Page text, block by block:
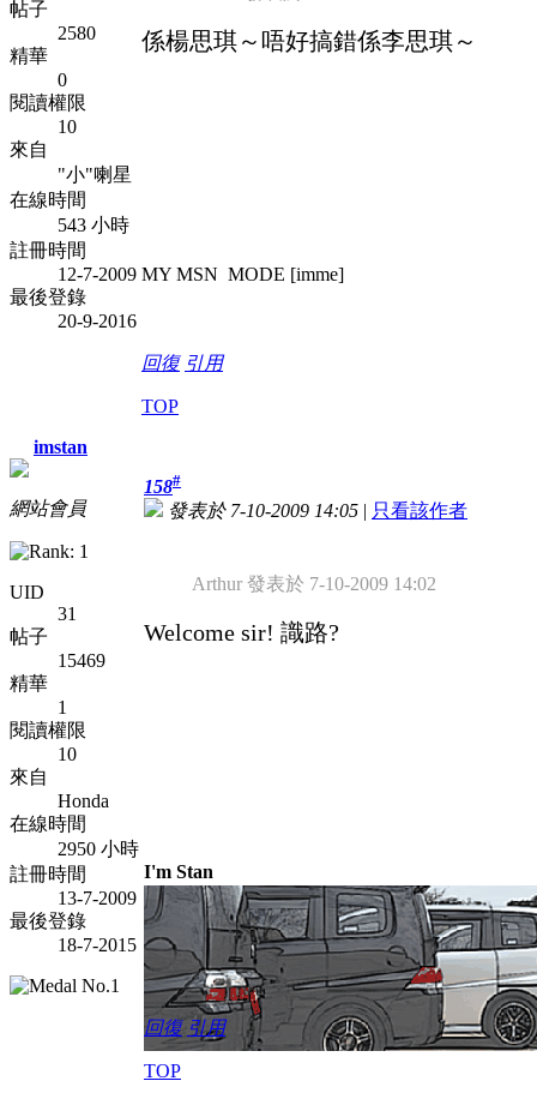
帖子
2580
精華
0
閱讀權限
10
來自
"小"喇星
在線時間
543 小時
註冊時間
12-7-2009
最後登錄
20-9-2016
係楊思琪～唔好搞錯係李思琪～
MY MSN MODE [imme]
回復 引用
TOP
imstan
網站會員
UID
31
帖子
15469
精華
1
閱讀權限
10
來自
Honda
在線時間
2950 小時
註冊時間
13-7-2009
最後登錄
18-7-2015
158#
發表於 7-10-2009 14:05 | 只看該作者
Arthur 發表於 7-10-2009 14:02
Welcome sir! 識路?
I'm Stan
回復 引用
TOP